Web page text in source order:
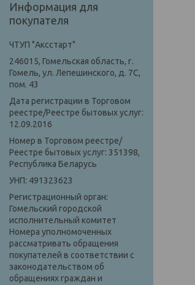
Информация для
покупателя
ЧТУП "Аксстарт"
246015, Гомельская область, г.
Гомель, ул. Лепешинского, д. 7С,
пом. 43
Дата регистрации в Торговом
реестре/Реестре бытовых услуг:
12.09.2016
Номер в Торговом реестре/
Реестре бытовых услуг: 351398,
Республика Беларусь
УНП: 491323623
Регистрационный орган:
Гомельский городской
исполнительный комитет
Номера уполномоченных
рассматривать обращения
покупателей в соответствии с
законодательством об
обращениях граждан и